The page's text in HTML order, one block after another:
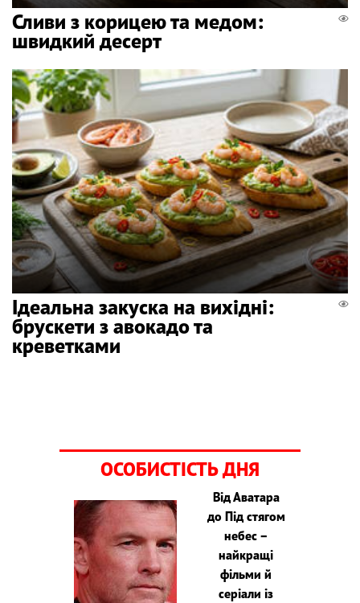
Сливи з корицею та медом:
швидкий десерт
Ідеальна закуска на вихідні:
брускети з авокадо та
креветками
ОСОБИСТІСТЬ ДНЯ
Від Аватара
до Під стягом
небес –
найкращі
фільми й
серіали із